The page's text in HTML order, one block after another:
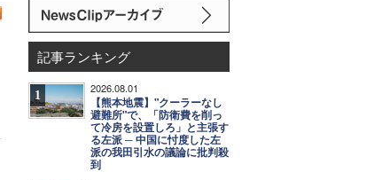
記事ランキング
1 2026.08.01
【熊本地震】"クーラーなし
避難所"で、「防衛費を削っ
て冷房を設置しろ」と主張す
る左派 ─ 中国に忖度した左
派の我田引水の議論に批判殺
到